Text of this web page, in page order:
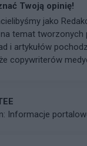
Twoją opinię!
jako
temat tworzonych
i artykułów
copywriterów
Informacje